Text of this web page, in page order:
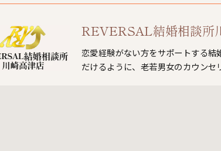
REVERSAL結婚相談所
恋愛経験がない方をサポートする
だけるように、老若男女のカウンセ